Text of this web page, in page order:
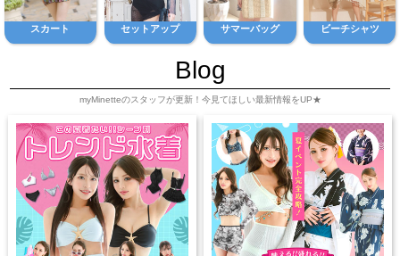
スカート セットアップ サマーバッグ ビーチシャツ
Blog
myMinetteのスタッフが更新！今見てほしい最新情報をUP★